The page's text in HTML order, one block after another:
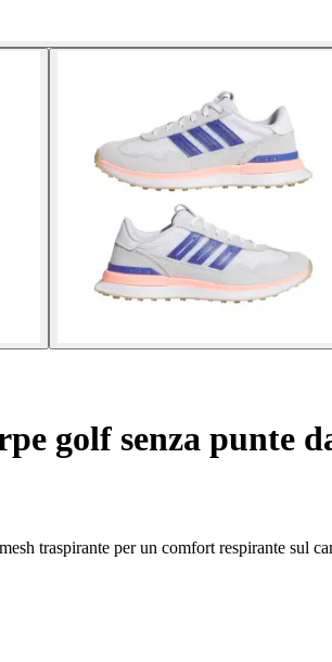
golf senza punte
traspirante per un comfort respirante sul